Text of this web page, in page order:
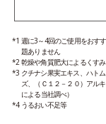
*1 週に3～4回のご使用をおす
題ありません
*2 乾燥や角質肥大によるくすみ
*3 クチナシ果実エキス、ハト
ズ、（Ｃ１２－２０）アル
による当社調べ）
*4 うるおい不足等